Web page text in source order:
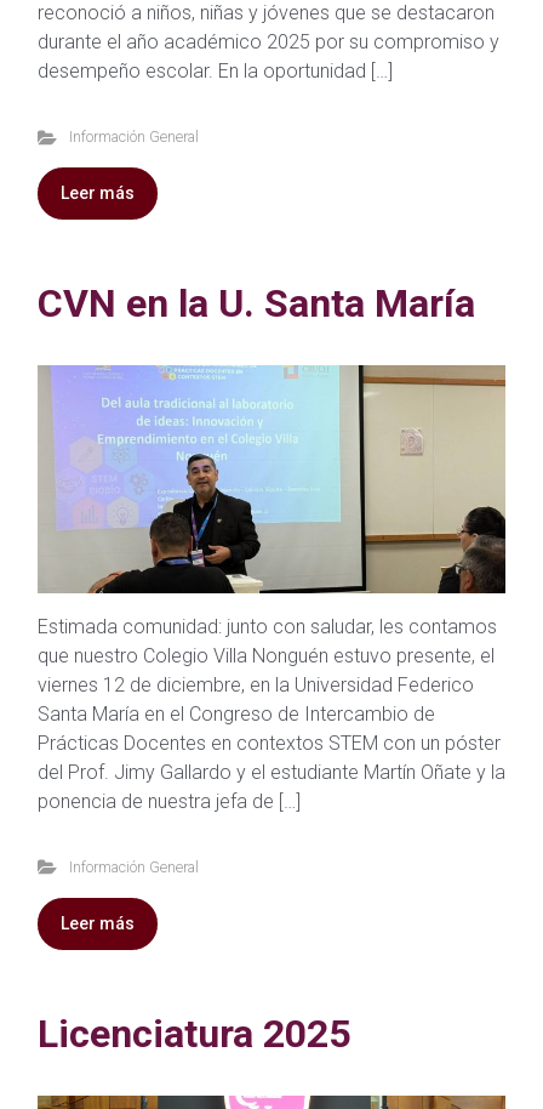
reconoció a niños, niñas y jóvenes que se destacaron
durante el año académico 2025 por su compromiso y
desempeño escolar. En la oportunidad […]
Información General
Leer más
CVN en la U. Santa María
Estimada comunidad: junto con saludar, les contamos
que nuestro Colegio Villa Nonguén estuvo presente, el
viernes 12 de diciembre, en la Universidad Federico
Santa María en el Congreso de Intercambio de
Prácticas Docentes en contextos STEM con un póster
del Prof. Jimy Gallardo y el estudiante Martín Oñate y la
ponencia de nuestra jefa de […]
Información General
Leer más
Licenciatura 2025